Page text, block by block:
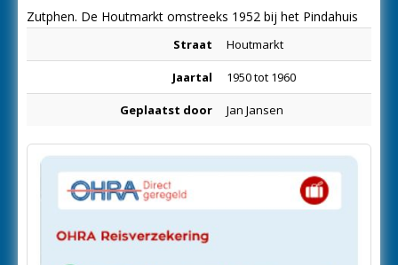
Zutphen. De Houtmarkt omstreeks 1952 bij het Pindahuis
Straat Houtmarkt
Jaartal 1950 tot 1960
Geplaatst door Jan Jansen